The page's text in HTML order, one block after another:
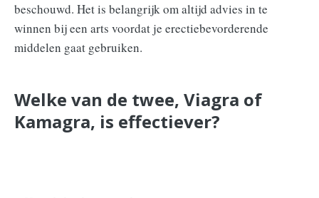
beschouwd. Het is belangrijk om altijd advies in te
winnen bij een arts voordat je erectiebevorderende
middelen gaat gebruiken.
Welke van de twee, Viagra of
Kamagra, is effectiever?